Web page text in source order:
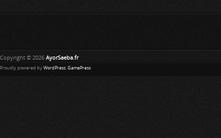
Copyright © 2026 AyorSaeba.fr
Proudly powered by WordPress. GamePress